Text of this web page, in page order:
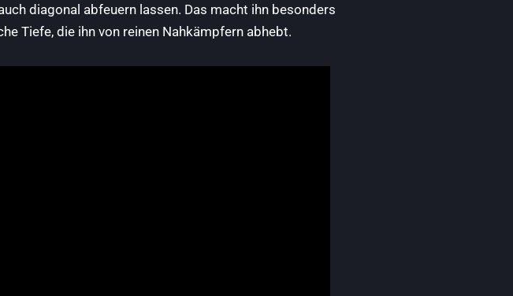
diagonal abfeuern lassen. Das macht ihn besonders
Tiefe, die ihn von reinen Nahkämpfern abhebt.